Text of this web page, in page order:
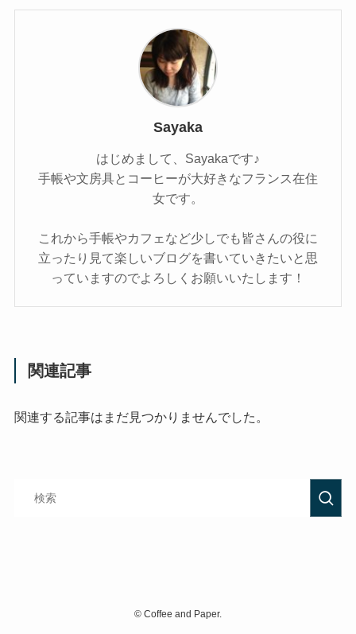
Sayaka
はじめまして、Sayakaです♪
手帳や文房具とコーヒーが大好きなフランス在住
女です。
これから手帳やカフェなど少しでも皆さんの役に
立ったり見て楽しいブログを書いていきたいと思
っていますのでよろしくお願いいたします！
関連記事
関連する記事はまだ見つかりませんでした。
© Coffee and Paper.